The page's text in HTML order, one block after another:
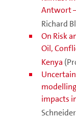
Antwort
Richard
On Risk
Oil,
Kenya
impacts